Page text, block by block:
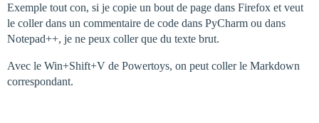
Exemple tout con, si je copie un bout de page dans Firefox et veut
le coller dans un commentaire de code dans PyCharm ou dans
Notepad++, je ne peux coller que du texte brut.
Avec le Win+Shift+V de Powertoys, on peut coller le Markdown
correspondant.